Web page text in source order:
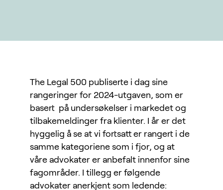
The Legal 500 publiserte i dag sine
rangeringer for 2024-utgaven, som er
basert på undersøkelser i markedet og
tilbakemeldinger fra klienter. I år er det
hyggelig å se at vi fortsatt er rangert i de
samme kategoriene som i fjor, og at
våre advokater er anbefalt innenfor sine
fagområder. I tillegg er følgende
advokater anerkjent som ledende: